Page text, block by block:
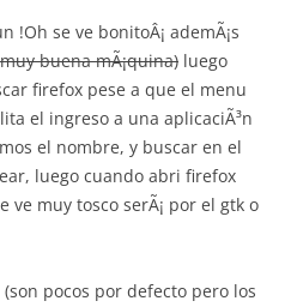
se ve bonitoÂ¡ ademÃ¡s
buena mÃ¡quina) luego
firefox pese a que el menu
el ingreso a una aplicaciÃ³n
el nombre, y buscar en el
luego cuando abri firefox
ve muy tosco serÃ¡ por el gtk o
pocos por defecto pero los